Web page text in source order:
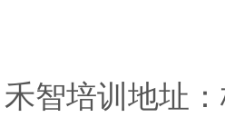
禾智培训地址